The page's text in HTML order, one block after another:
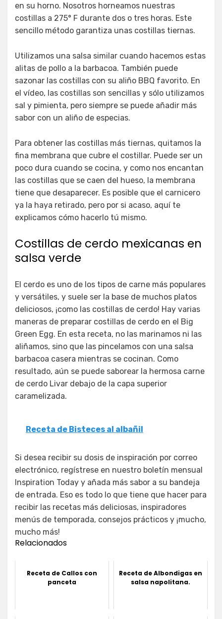
en su horno. Nosotros horneamos nuestras
costillas a 275° F durante dos o tres horas. Este
sencillo método garantiza unas costillas tiernas.
Utilizamos una salsa similar cuando hacemos estas
alitas de pollo a la barbacoa. También puede
sazonar las costillas con su aliño BBQ favorito. En
el vídeo, las costillas son sencillas y sólo utilizamos
sal y pimienta, pero siempre se puede añadir más
sabor con un aliño de especias.
Para obtener las costillas más tiernas, quitamos la
fina membrana que cubre el costillar. Puede ser un
poco dura cuando se cocina, y como nos encantan
las costillas que se caen del hueso, la membrana
tiene que desaparecer. Es posible que el carnicero
ya la haya retirado, pero por si acaso, aquí te
explicamos cómo hacerlo tú mismo.
Costillas de cerdo mexicanas en
salsa verde
El cerdo es uno de los tipos de carne más populares
y versátiles, y suele ser la base de muchos platos
deliciosos, ¡como las costillas de cerdo! Hay varias
maneras de preparar costillas de cerdo en el Big
Green Egg. En esta receta, no las marinamos ni las
aliñamos, sino que las pincelamos con una salsa
barbacoa casera mientras se cocinan. Como
resultado, aún se puede saborear la hermosa carne
de cerdo Livar debajo de la capa superior
caramelizada.
Receta de Bisteces al albañil
Si desea recibir su dosis de inspiración por correo
electrónico, regístrese en nuestro boletín mensual
Inspiration Today y añada más sabor a su bandeja
de entrada. Eso es todo lo que tiene que hacer para
recibir las recetas más deliciosas, inspiradores
menús de temporada, consejos prácticos y ¡mucho,
mucho más!
Relacionados
Receta de Callos con
panceta
Receta de Albondigas en
salsa napolitana.